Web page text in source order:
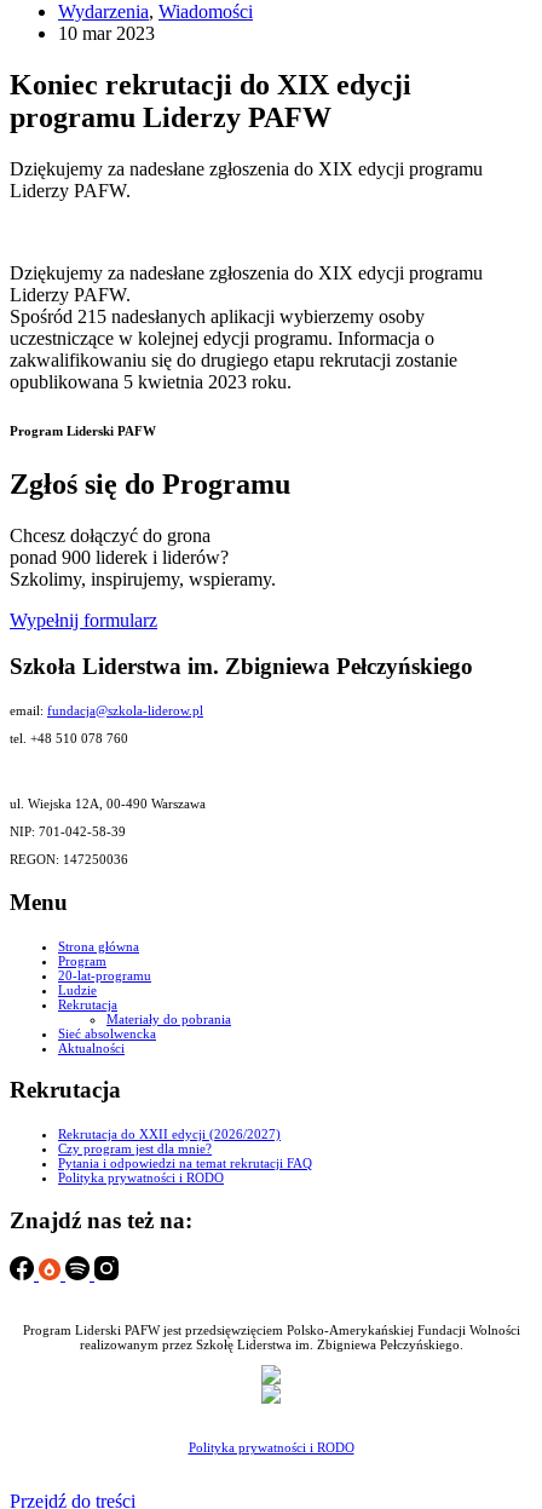
Wydarzenia, Wiadomości
10 mar 2023
Koniec rekrutacji do XIX edycji
programu Liderzy PAFW
Dziękujemy za nadesłane zgłoszenia do XIX edycji programu
Liderzy PAFW.
Dziękujemy za nadesłane zgłoszenia do XIX edycji programu
Liderzy PAFW.
Spośród 215 nadesłanych aplikacji wybierzemy osoby
uczestniczące w kolejnej edycji programu. Informacja o
zakwalifikowaniu się do drugiego etapu rekrutacji zostanie
opublikowana 5 kwietnia 2023 roku.
Program Liderski PAFW
Zgłoś się do Programu
Chcesz dołączyć do grona
ponad 900 liderek i liderów?
Szkolimy, inspirujemy, wspieramy.
Wypełnij formularz
Szkoła Liderstwa im. Zbigniewa Pełczyńskiego
email: fundacja@szkola-liderow.pl
tel. +48 510 078 760
ul. Wiejska 12A, 00-490 Warszawa
NIP: 701-042-58-39
REGON: 147250036
Menu
Strona główna
Program
20-lat-programu
Ludzie
Rekrutacja
Materiały do pobrania
Sieć absolwencka
Aktualności
Rekrutacja
Rekrutacja do XXII edycji (2026/2027)
Czy program jest dla mnie?
Pytania i odpowiedzi na temat rekrutacji FAQ
Polityka prywatności i RODO
Znajdź nas też na:
Program Liderski PAFW jest przedsięwzięciem Polsko-Amerykańskiej Fundacji Wolności
realizowanym przez Szkołę Liderstwa im. Zbigniewa Pełczyńskiego.
Polityka prywatności i RODO
Przejdź do treści